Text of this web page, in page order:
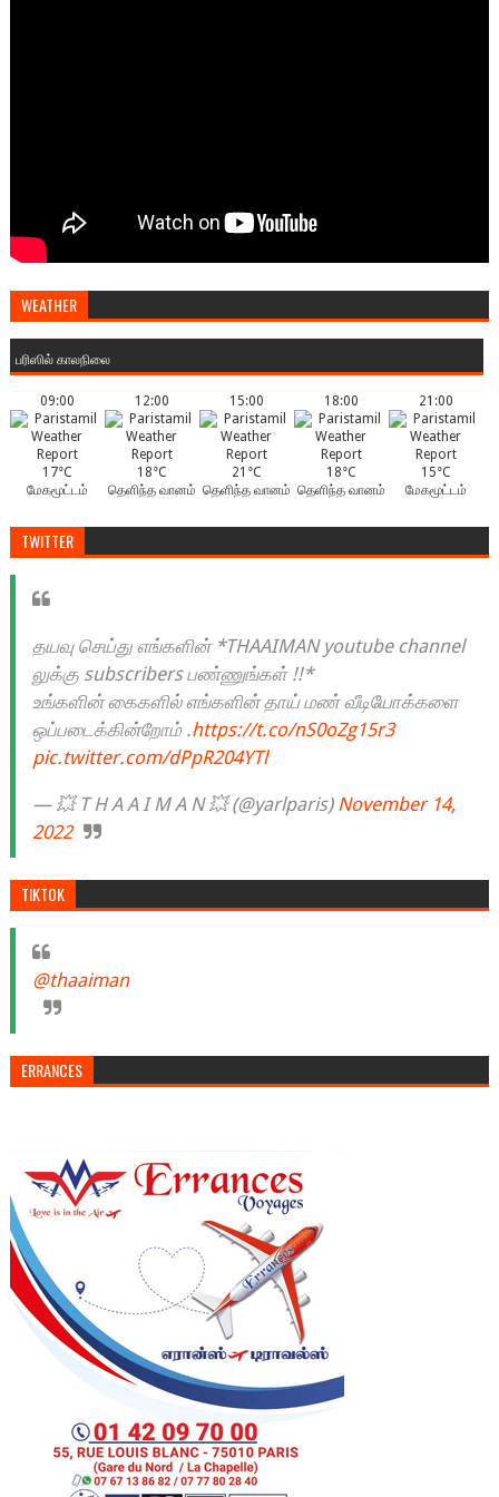
WEATHER
பரிஸில் காலநிலை
09:00
17°C
மேகமூட்டம்
12:00
18°C
தெளிந்த வானம்
15:00
21°C
தெளிந்த வானம்
18:00
18°C
தெளிந்த வானம்
21:00
15°C
மேகமூட்டம்
TWITTER
தயவு செய்து எங்களின் *THAAIMAN youtube channel
லுக்கு subscribers பண்ணுங்கள் !!*
உங்களின் கைகளில் எங்களின் தாய் மண் வீடியோக்களை
ஒப்படைக்கின்றோம் .https://t.co/nS0oZg15r3
pic.twitter.com/dPpR204YTl
— 💥 T H A A I M A N 💥 (@yarlparis) November 14,
2022
TIKTOK
@thaaiman
ERRANCES